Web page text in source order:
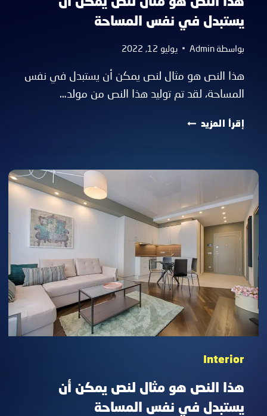
يستبدل في نفس المساحة
بواسطة Admin يوليو 12, 2022
هذا النص هو مثال لنص يمكن أن يستبدل في نفس
المساحة، لقد تم توليد هذا النص من مولد…
إقرأ المزيدهذا
أن
يستبدل
نفس
المساحة
Interior
هذا النص هو مثال لنص يمكن أن
يستبدل في نفس المساحة